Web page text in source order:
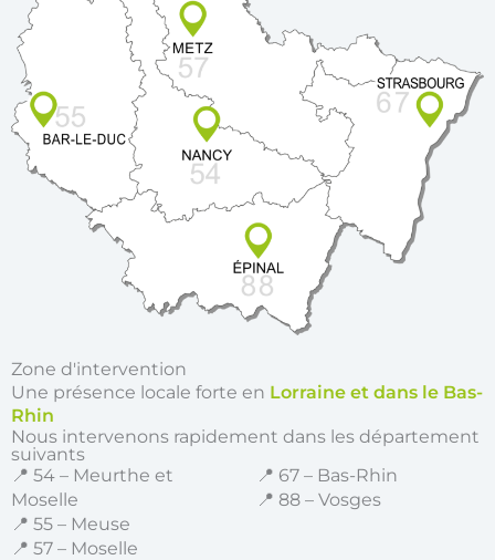
Zone d'intervention
Une présence locale forte en Lorraine et dans le Bas-
Rhin
Nous intervenons rapidement dans les département
suivants
📍 54 – Meurthe et
Moselle
📍 55 – Meuse
📍 57 – Moselle
📍 67 – Bas-Rhin
📍 88 – Vosges